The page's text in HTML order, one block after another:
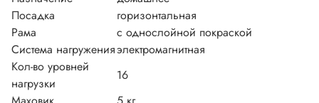
Посадка
горизонтальная
Рама
с однослойной покраской
Система нагруженияэлектромагнитная
Кол-во уровней
нагрузки
16